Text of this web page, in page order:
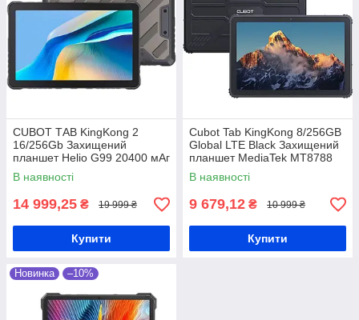
CUBOT ТАВ KingKong 2
16/256Gb Захищений
планшет Helio G99 20400 мАг
В наявності
14 999,25 ₴ 19 999 ₴
Купити
Cubot Tab KingKong 8/256GB
Global LTE Black Захищений
планшет MediaTek MT8788
10600 мАг
В наявності
9 679,12 ₴ 10 999 ₴
Купити
Новинка –10%